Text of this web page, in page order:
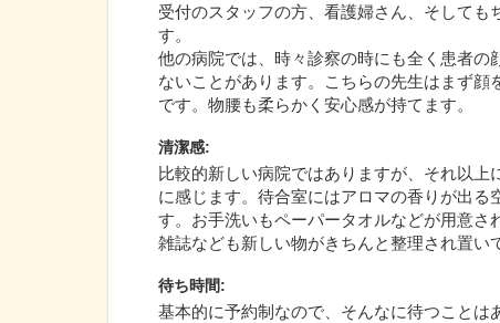
受付のスタッフの方、看護婦さん、そして
す。
他の病院では、時々診察の時にも全く患者の
ないことがあります。こちらの先生はまず
です。物腰も柔らかく安心感が持てます。
清潔感:
比較的新しい病院ではありますが、それ以
に感じます。待合室にはアロマの香りが出
す。お手洗いもペーパータオルなどが用意さ
雑誌なども新しい物がきちんと整理され置い
待ち時間:
基本的に予約制なので、そんなに待つこと